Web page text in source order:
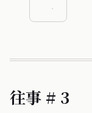
往事 # 3